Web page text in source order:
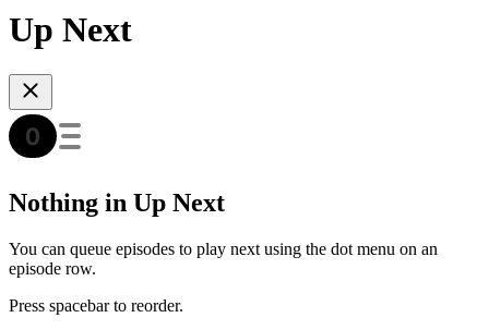
Up Next
Nothing in Up Next
You can queue episodes to play next using the dot menu on an
episode row.
Press spacebar to reorder.